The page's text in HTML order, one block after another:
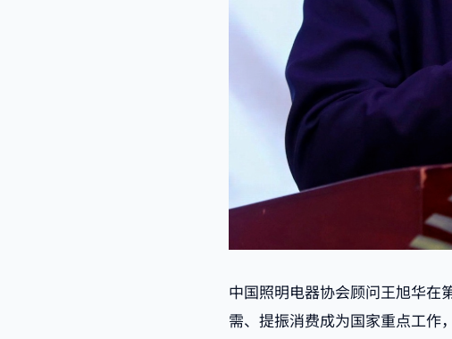
中国照明电器协会顾问王旭华在
需、提振消费成为国家重点工作